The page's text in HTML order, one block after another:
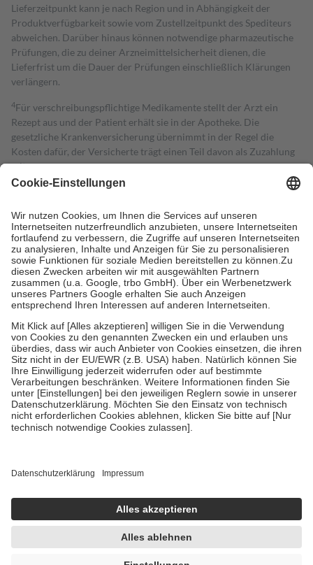
Lieferzeitpunkt kann je nach Region und in Abhängigkeit der
Produktverfügbarkeit sowie vom Zustellzeitpunkt des Spediteurs
abweichen. Darüber hinaus können notwendige pharmazeutische
Prüfungen, die zu deiner Arzneimittelsicherheit dienen, die
Lieferfrist um die Dauer der Prüfungen einschließlich Klärungen
verlängern.
4Für verschreibungspflichtige Medikamente stellt der Arzt ein
Rezept aus und der Patient erhält sie in der Apotheke. Die
gesetzliche Krankenversicherung übernimmt in der Regel die
Kosten dafür, der Versicherte trägt einen Teil davon als Zuzahlung
mit.
Grundsätzlich leisten Mitglieder Zuzahlungen in Höhe von zehn
höchstens zehn Euro.
Es sind jedoch nie mehr als die tatsächlichen
Kosten der Leistung zu entrichten.
Diese Regeln gelten grundsätzlich auch für Online-Apotheken.
Bei Heilmitteln und häuslicher Krankenpflege beträgt die
Zuzahlung zehn Prozent der Kosten sowie zehn Euro je
Verordnung.
Um das Engagement der Versicherten für ihre eigene Gesundheit zu
stärken und die besondere Stellung der Familie zu unterstützen,
fallenkeine Zuzahlungenan bei:
• Kindern und Jugendlichen bis zum vollendeten 18. Lebensjahr
mit Ausnahme der Fahrkosten
• Untersuchungen zur Vorsorge und Früherkennung, die von der
GKV getragen werden
• empfohlenen Schutzimpfungen
• Harn- und Blutteststreifen
getroffen, um sicherzustellen, dass es sich um echte Bewertungen
https://help.etrusted.com/hc/de/articles/4419944605341
Einige Bilder und Inhalte wurden unter Zuhilfenahme künstlicher